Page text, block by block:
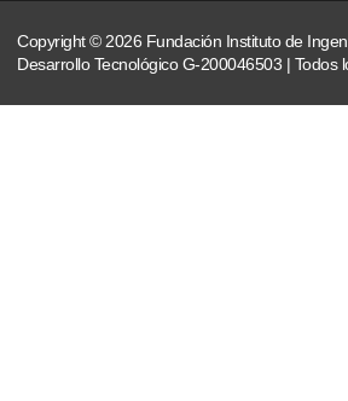
Copyright © 2026 Fundación Instituto de
Desarrollo Tecnológico G-200046503 | Todos